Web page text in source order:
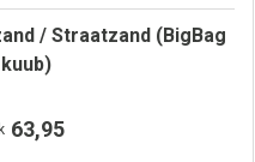
/ Straatzand (BigBag
63,95